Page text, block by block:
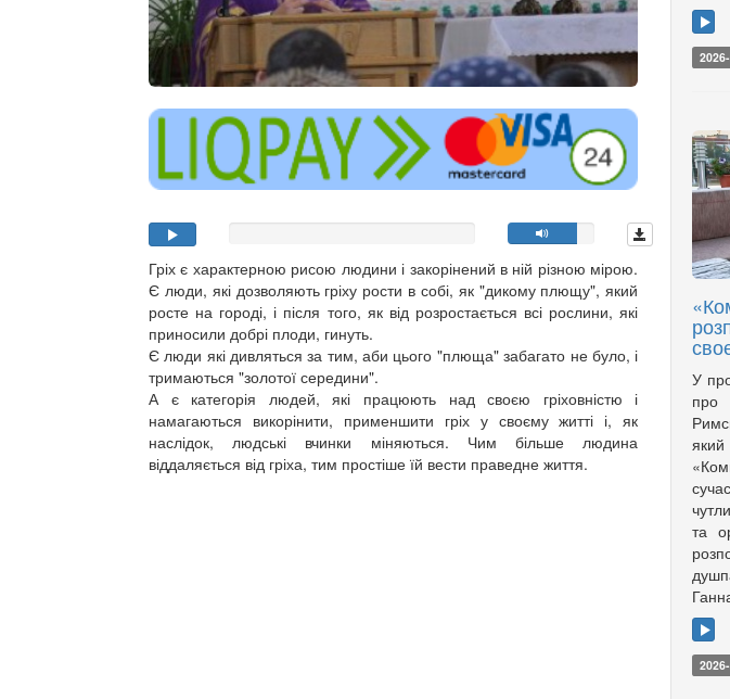
Гріх є характерною рисою людини і закорінений в ній різною мірою.
Є люди, які дозволяють гріху рости в собі, як "дикому плющу", який
росте на городі, і після того, як від розростається всі рослини, які
приносили добрі плоди, гинуть.
Є люди які дивляться за тим, аби цього "плюща" забагато не було, і
тримаються "золотої середини".
А є категорія людей, які працюють над своєю гріховністю і
намагаються викорінити, применшити гріх у своєму житті і, як
наслідок, людські вчинки міняються. Чим більше людина
віддаляється від гріха, тим простіше їй вести праведне життя.
У
про
який
та